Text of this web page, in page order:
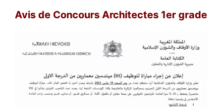
Avis de Concours Architectes 1er grade